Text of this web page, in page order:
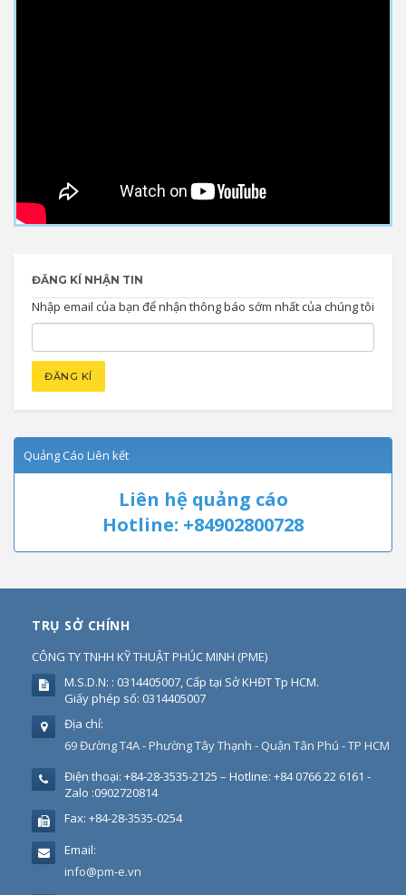
ĐĂNG KÍ NHẬN TIN
Nhập email của bạn để nhận thông báo sớm nhất của chúng tôi
Quảng Cáo Liên kết
Liên hệ quảng cáo
Hotline: +84902800728
TRỤ SỞ CHÍNH
CÔNG TY TNHH KỸ THUẬT PHÚC MINH (PME)
M.S.D.N: : 0314405007, Cấp tại Sở KHĐT Tp HCM.
Giấy phép số: 0314405007
Địa chỉ:
69 Đường T4A - Phường Tây Thạnh - Quận Tân Phú - TP HCM
Điện thoại: +84-28-3535-2125 – Hotline: +84 0766 22 6161 -
Zalo :0902720814
Fax: +84-28-3535-0254
Email:
info@pm-e.vn